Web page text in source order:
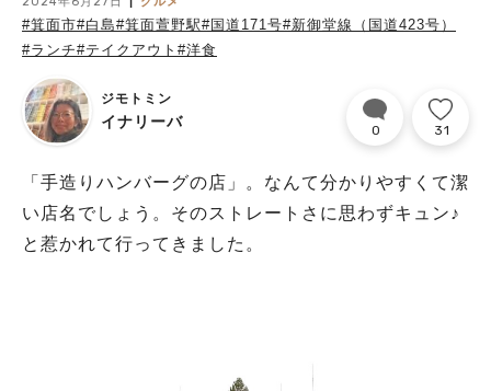
#箕面市#白島#箕面萱野駅#国道171号#新御堂線（国道423号）
#ランチ#テイクアウト #洋食
ジモトミン
イナリーバ 0 31
「手造りハンバーグの店」。なんて分かりやすくて潔
い店名でしょう。そのストレートさに思わずキュン♪
と惹かれて行ってきました。